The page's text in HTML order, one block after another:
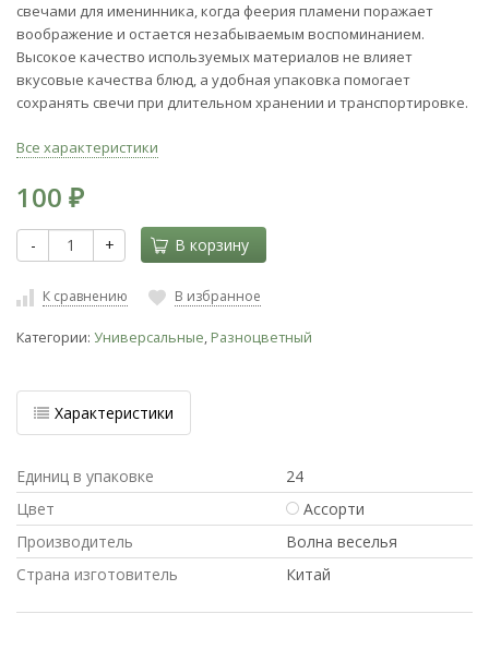
свечами для именинника, когда феерия пламени поражает
воображение и остается незабываемым воспоминанием.
Высокое качество используемых материалов не влияет
вкусовые качества блюд, а удобная упаковка помогает
сохранять свечи при длительном хранении и транспортировке.
Все характеристики
100 ₽
- + В корзину
К сравнению В избранное
Категории: Универсальные, Разноцветный
Характеристики
Единиц в упаковке
24
Цвет
Ассорти
Производитель
Волна веселья
Страна изготовитель
Китай